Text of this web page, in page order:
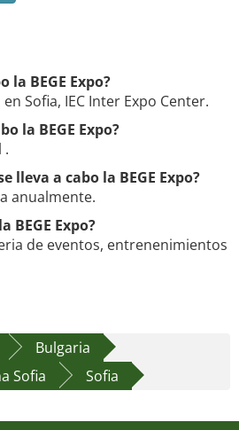
la BEGE Expo?
en Sofia, IEC Inter Expo Center.
la BEGE Expo?
.
lleva a cabo la BEGE Expo?
anualmente.
BEGE Expo?
de eventos, entrenenimientos
Bulgaria
Sofia
Sofia